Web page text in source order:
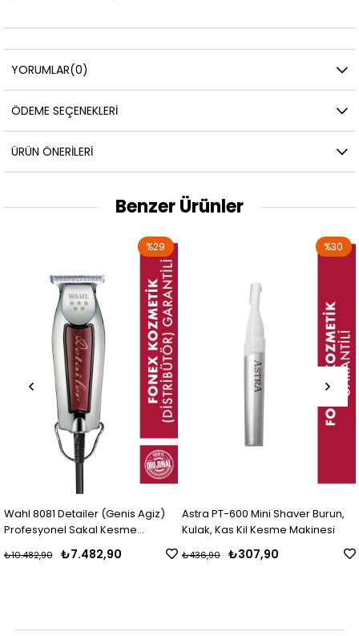
YORUMLAR(0)
ÖDEME SEÇENEKLERI
ÜRÜN ÖNERILERI
Benzer Ürünler
Wahl 8081 Detailer (Genis Agiz)
Profesyonel Sakal Kesme
₺7.482,90
₺10.482,90
%29
Astra PT-600 Mini Shaver Burun,
Kulak, Kas Kil Kesme Makinesi
₺307,90
₺436,90
%30